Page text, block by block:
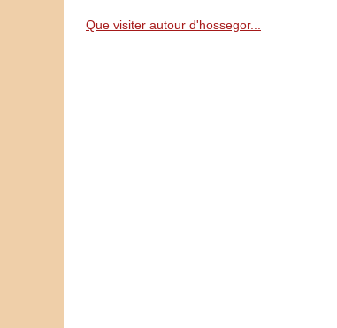
Que visiter autour d'hossegor...